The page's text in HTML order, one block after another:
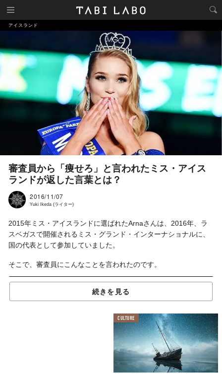
アイスランド
審査員から「痩せろ」と言われたミス・アイス
ランドが返した言葉とは？
2016/11/07
Yuki Ikeda (ライター)
2015年ミス・アイスランドに選ばれたArnaさんは、2016年、ラ
スベガスで開催されるミス・グランド・インターナショナルに、
国の代表として参加していました。
そこで、審査員にこんなことを言われたのです。
「君、朝食は抜いて、サラダだけを食べたほうがいいんじ
続きを見る
CULTURE